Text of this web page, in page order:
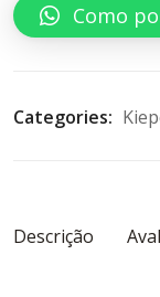
Como
Categories:
Descrição